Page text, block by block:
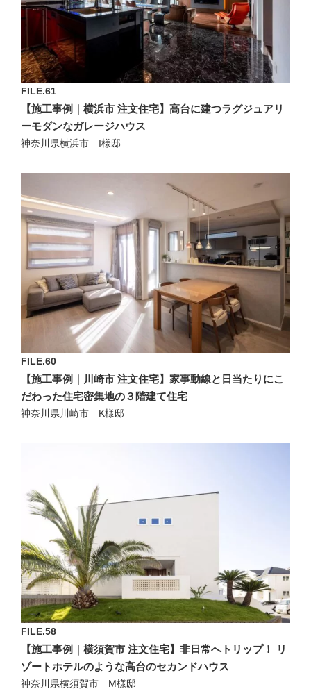
FILE.61
【施工事例｜横浜市 注文住宅】高台に建つラグジュアリ
ーモダンなガレージハウス
神奈川県横浜市 I様邸
FILE.60
【施工事例｜川崎市 注文住宅】家事動線と日当たりにこ
だわった住宅密集地の３階建て住宅
神奈川県川崎市 K様邸
FILE.58
【施工事例｜横須賀市 注文住宅】非日常へトリップ！ リ
ゾートホテルのような高台のセカンドハウス
神奈川県横須賀市 M様邸